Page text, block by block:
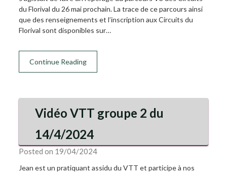
du Florival du 26 mai prochain. La trace de ce parcours ainsi
que des renseignements et l’inscription aux Circuits du
Florival sont disponibles sur…
Continue Reading
Vidéo VTT groupe 2 du
14/4/2024
Posted on 19/04/2024
Jean est un pratiquant assidu du VTT et participe à nos